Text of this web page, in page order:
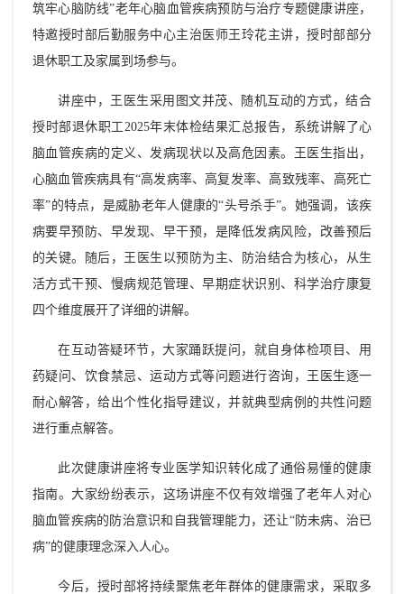
筑牢心脑防线”老年心脑血管疾病预防与治疗专题健康讲座，
特邀授时部后勤服务中心主治医师王玲花主讲，授时部部分
退休职工及家属到场参与。
讲座中，王医生采用图文并茂、随机互动的方式，结合
授时部退休职工2025年末体检结果汇总报告，系统讲解了心
脑血管疾病的定义、发病现状以及高危因素。王医生指出，
心脑血管疾病具有“高发病率、高复发率、高致残率、高死亡
率”的特点，是威胁老年人健康的“头号杀手”。她强调，该疾
病要早预防、早发现、早干预，是降低发病风险，改善预后
的关键。随后，王医生以预防为主、防治结合为核心，从生
活方式干预、慢病规范管理、早期症状识别、科学治疗康复
四个维度展开了详细的讲解。
在互动答疑环节，大家踊跃提问，就自身体检项目、用
药疑问、饮食禁忌、运动方式等问题进行咨询，王医生逐一
耐心解答，给出个性化指导建议，并就典型病例的共性问题
进行重点解答。
此次健康讲座将专业医学知识转化成了通俗易懂的健康
指南。大家纷纷表示，这场讲座不仅有效增强了老年人对心
脑血管疾病的防治意识和自我管理能力，还让“防未病、治已
病”的健康理念深入人心。
今后，授时部将持续聚焦老年群体的健康需求，采取多